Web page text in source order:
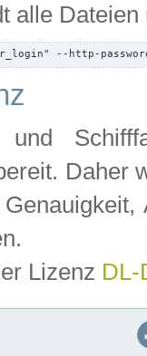
alle
--http-
und
Daher
Lizenz